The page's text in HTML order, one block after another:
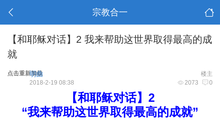
宗教合一
【和耶稣对话】2 我来帮助这世界取得最高的成
就
点击重新加载 楼主
明曲
2073 0
2018-2-19 08:38
【和耶稣对话】2
“我来帮助这世界取得最高的成就”